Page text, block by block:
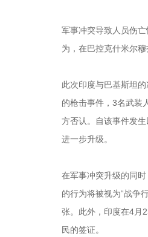
军事冲突导致人员伤
为，在巴控克什米尔
此次印度与巴基斯坦
的枪击事件，3名武装
方否认。自该事件发
进一步升级。
在军事冲突升级的同
的行为将被视为“战争
张。此外，印度在4月
民的签证。